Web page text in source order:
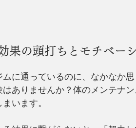
果の頭打ちとモチベー
に通っているのに、なかなか
はありませんか？体のメンテナ
います。